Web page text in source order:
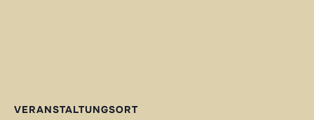
VERANSTALTUNGSORT